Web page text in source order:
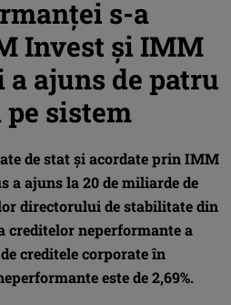
s-a
Invest și IMM
a ajuns de patru
sistem
de stat și acordate prin IMM
a ajuns la 20 de miliarde de
directorului de stabilitate din
creditelor neperformante a
creditele corporate în
este de 2,69%.